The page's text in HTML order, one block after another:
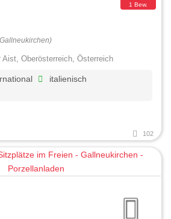
1 Bew.
Aist, Oberösterreich, Österreich
italienisch
102